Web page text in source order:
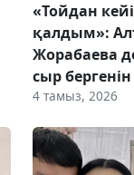
«Тойдан
қалдым»:
Жорабаева
сыр
4 тамыз, 2026